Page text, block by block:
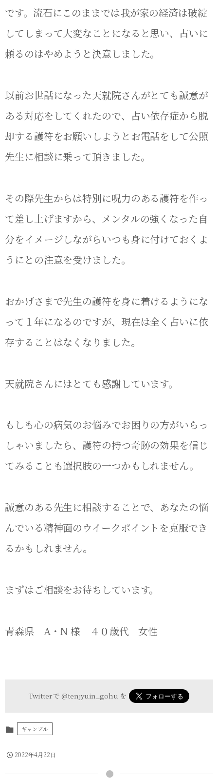
です。流石にこのままでは我が家の経済は破綻
してしまって大変なことになると思い、占いに
頼るのはやめようと決意しました。
以前お世話になった天就院さんがとても誠意が
ある対応をしてくれたので、占い依存症から脱
却する護符をお願いしようとお電話をして公照
先生に相談に乗って頂きました。
その際先生からは特別に呪力のある護符を作っ
て差し上げますから、メンタルの強くなった自
分をイメージしながらいつも身に付けておくよ
うにとの注意を受けました。
おかげさまで先生の護符を身に着けるようにな
って１年になるのですが、現在は全く占いに依
存することはなくなりました。
天就院さんにはとても感謝しています。
もしも心の病気のお悩みでお困りの方がいらっ
しゃいましたら、護符の持つ奇跡の効果を信じ
てみることも選択肢の一つかもしれません。
誠意のある先生に相談することで、あなたの悩
んでいる精神面のウイークポイントを克服でき
るかもしれません。
まずはご相談をお待ちしています。
青森県 A・N 様 ４０歳代 女性
Twitter で@tenjyuin_gohu を
ギャンブル
2022年4月22日